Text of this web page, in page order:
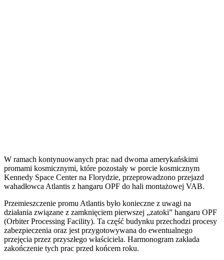
W ramach kontynuowanych prac nad dwoma amerykańskimi
promami kosmicznymi, które pozostały w porcie kosmicznym
Kennedy Space Center na Florydzie, przeprowadzono przejazd
wahadłowca Atlantis z hangaru OPF do hali montażowej VAB.
Przemieszczenie promu Atlantis było konieczne z uwagi na
działania związane z zamknięciem pierwszej „zatoki” hangaru OPF
(Orbiter Processing Facility). Ta część budynku przechodzi procesy
zabezpieczenia oraz jest przygotowywana do ewentualnego
przejęcia przez przyszłego właściciela. Harmonogram zakłada
zakończenie tych prac przed końcem roku.